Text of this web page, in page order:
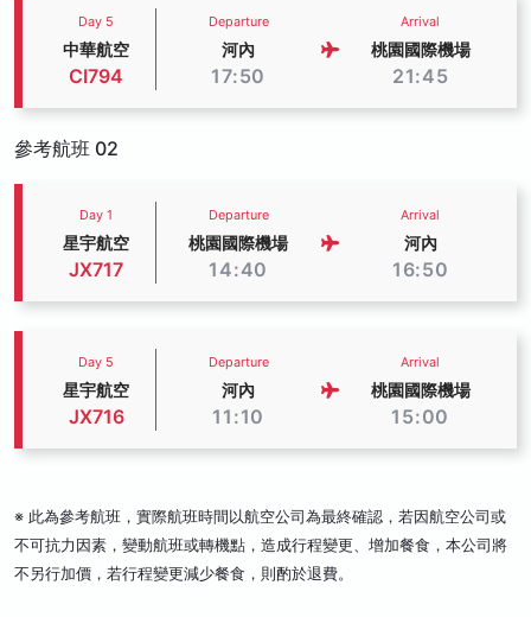
Day 5
中華航空
CI794
Departure
河內
17:50
Arrival
桃園國際機場
21:45
參考航班 02
Day 1
星宇航空
JX717
Departure
桃園國際機場
14:40
Arrival
河內
16:50
Day 5
星宇航空
JX716
Departure
河內
11:10
Arrival
桃園國際機場
15:00
※ 此為參考航班，實際航班時間以航空公司為最終確認，若因航空公司或
不可抗力因素，變動航班或轉機點，造成行程變更、增加餐食，本公司將
不另行加價，若行程變更減少餐食，則酌於退費。